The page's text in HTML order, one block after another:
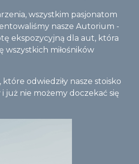
wszystkim pasjonatom
nasze Autorium -
ekspozycyjną dla aut, która
wszystkich miłośników
odwiedziły nasze stoisko
już nie możemy doczekać się